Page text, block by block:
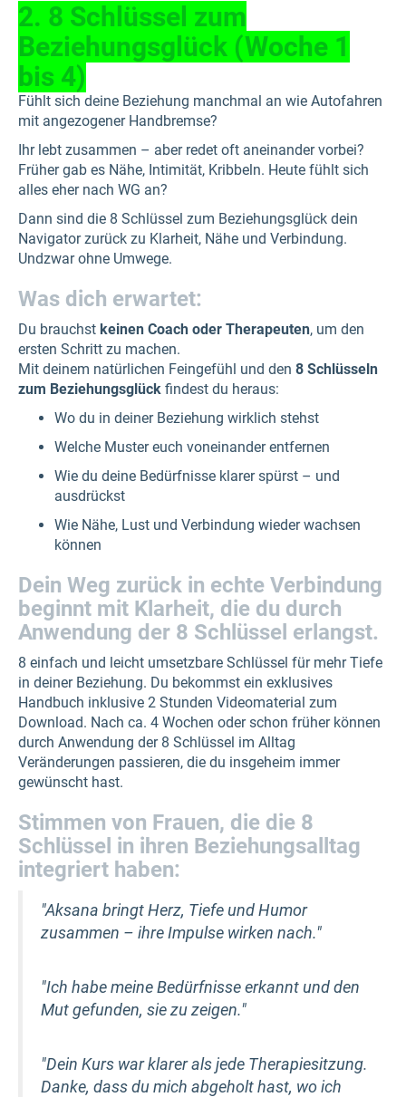
2. 8 Schlüssel zum
Beziehungsglück (Woche 1
bis 4)
Fühlt sich deine Beziehung manchmal an wie Autofahren
mit angezogener Handbremse?
Ihr lebt zusammen – aber redet oft aneinander vorbei?
Früher gab es Nähe, Intimität, Kribbeln. Heute fühlt sich
alles eher nach WG an?
Dann sind die 8 Schlüssel zum Beziehungsglück dein
Navigator zurück zu Klarheit, Nähe und Verbindung.
Undzwar ohne Umwege.
Was dich erwartet:
Du brauchst keinen Coach oder Therapeuten, um den
ersten Schritt zu machen.
Mit deinem natürlichen Feingefühl und den 8 Schlüsseln
zum Beziehungsglück findest du heraus:
Wo du in deiner Beziehung wirklich stehst
Welche Muster euch voneinander entfernen
Wie du deine Bedürfnisse klarer spürst – und
ausdrückst
Wie Nähe, Lust und Verbindung wieder wachsen
können
Dein Weg zurück in echte Verbindung
beginnt mit Klarheit, die du durch
Anwendung der 8 Schlüssel erlangst.
8 einfach und leicht umsetzbare Schlüssel für mehr Tiefe
in deiner Beziehung. Du bekommst ein exklusives
Handbuch inklusive 2 Stunden Videomaterial zum
Download. Nach ca. 4 Wochen oder schon früher können
durch Anwendung der 8 Schlüssel im Alltag
Veränderungen passieren, die du insgeheim immer
gewünscht hast.
Stimmen von Frauen, die die 8
Schlüssel in ihren Beziehungsalltag
integriert haben:
"Aksana bringt Herz, Tiefe und Humor
zusammen – ihre Impulse wirken nach."
"Ich habe meine Bedürfnisse erkannt und den
Mut gefunden, sie zu zeigen."
"Dein Kurs war klarer als jede Therapiesitzung.
Danke, dass du mich abgeholt hast, wo ich